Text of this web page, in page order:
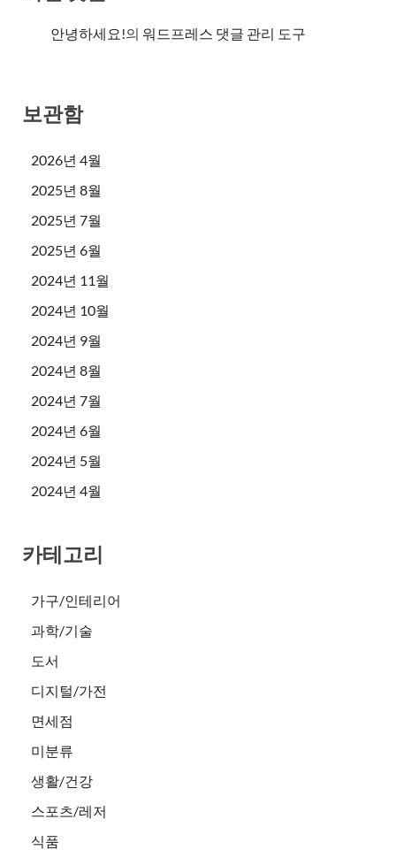
안녕하세요!의 워드프레스 댓글 관리 도구
보관함
2026년 4월
2025년 8월
2025년 7월
2025년 6월
2024년 11월
2024년 10월
2024년 9월
2024년 8월
2024년 7월
2024년 6월
2024년 5월
2024년 4월
카테고리
가구/인테리어
과학/기술
도서
디지털/가전
면세점
미분류
생활/건강
스포츠/레저
식품